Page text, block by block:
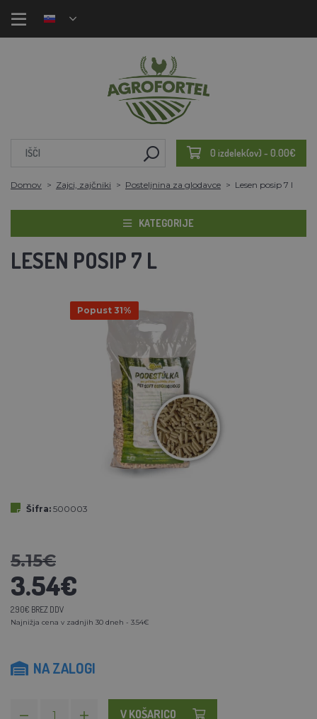
0 izdelek(ov) - 0.00€
Domov Zajci, zajčniki Posteljnina za glodavce Lesen posip 7 l
KATEGORIJE
LESEN POSIP 7 L
Popust 31%
Šifra: 500003
5.15€
3.54€
2.90€ BREZ DDV
Najnižja cena v zadnjih 30 dneh - 3.54€
NA ZALOGI
V KOŠARICO